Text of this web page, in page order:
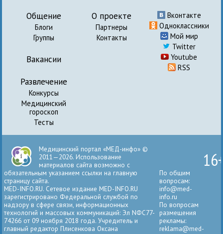
Общение
Блоги
Группы
Вакансии
Развлечение
Конкурсы
Медицинский
гороскоп
Тесты
О проекте
Партнеры
Контакты
Вконтакте
Одноклассники
Мой мир
Twitter
Youtube
RSS
Медицинский портал «МЕД-инфо» ©
2011—2026. Использование
материалов сайта возможно с
обязательным указанием ссылки на главную
страницу сайта.
MED-INFO.RU. Сетевое издание MED-INFO.RU
зарегистрировано Федеральной службой по
надзору в сфере связи, информационных
технологий и массовых коммуникаций: Эл NФС77-
74266 от 09 ноября 2018 года. Учредитель и
главный редактор Плисенкова Оксана
По общим
вопросам:
info@med-
info.ru
По вопросам
размещения
рекламы:
reklama@med-